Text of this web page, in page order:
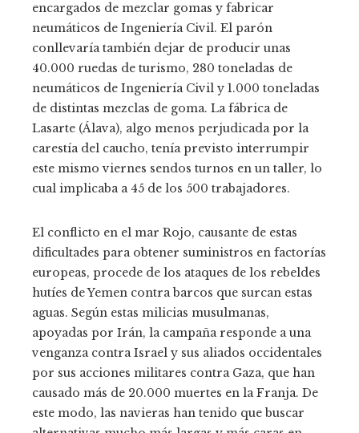
encargados de mezclar gomas y fabricar
neumáticos de Ingeniería Civil. El parón
conllevaría también dejar de producir unas
40.000 ruedas de turismo, 280 toneladas de
neumáticos de Ingeniería Civil y 1.000 toneladas
de distintas mezclas de goma. La fábrica de
Lasarte (Álava), algo menos perjudicada por la
carestía del caucho, tenía previsto interrumpir
este mismo viernes sendos turnos en un taller, lo
cual implicaba a 45 de los 500 trabajadores.
El conflicto en el mar Rojo, causante de estas
dificultades para obtener suministros en factorías
europeas, procede de los ataques de los rebeldes
hutíes de Yemen contra barcos que surcan estas
aguas. Según estas milicias musulmanas,
apoyadas por Irán, la campaña responde a una
venganza contra Israel y sus aliados occidentales
por sus acciones militares contra Gaza, que han
causado más de 20.000 muertes en la Franja. De
este modo, las navieras han tenido que buscar